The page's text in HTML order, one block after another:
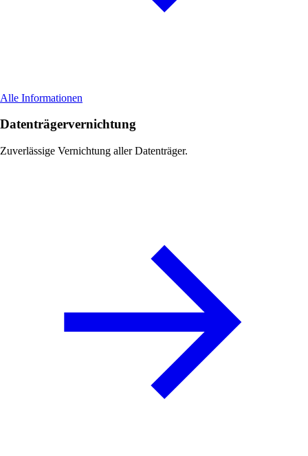
Alle Informationen
Datenträgervernichtung
Zuverlässige Vernichtung aller Datenträger.